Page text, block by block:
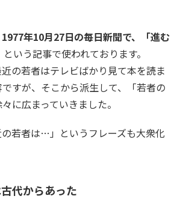
1977年10月27日の毎日新聞で、「進む
という記事で使われております。
の若者はテレビばかり見て本を読ま
すが、そこから派生して、「若者の
に広まっていきました。
若者は…」というフレーズも大衆化
代からあった